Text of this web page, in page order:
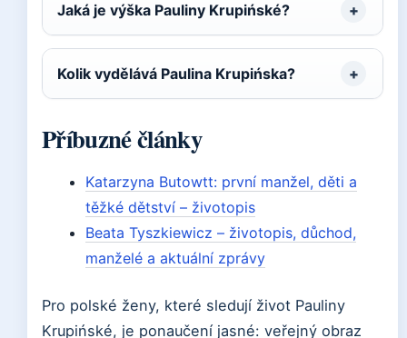
Jaká je výška Pauliny Krupińské?
Kolik vydělává Paulina Krupińska?
Příbuzné články
Katarzyna Butowtt: první manžel, děti a
těžké dětství – životopis
Beata Tyszkiewicz – životopis, důchod,
manželé a aktuální zprávy
Pro polské ženy, které sledují život Pauliny
Krupińské, je ponaučení jasné: veřejný obraz